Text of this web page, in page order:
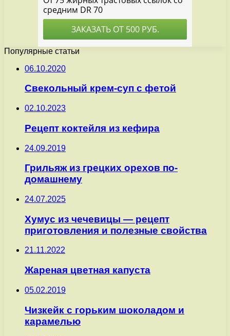
Популярные статьи
06.10.2020
Свекольный крем-суп с фетой
02.10.2023
Рецепт коктейля из кефира
24.09.2019
Грильяж из грецких орехов по-
домашнему
24.07.2025
Хумус из чечевицы — рецепт
приготовления и полезные свойства
21.11.2022
Жареная цветная капуста
05.02.2019
Чизкейк с горьким шоколадом и
карамелью